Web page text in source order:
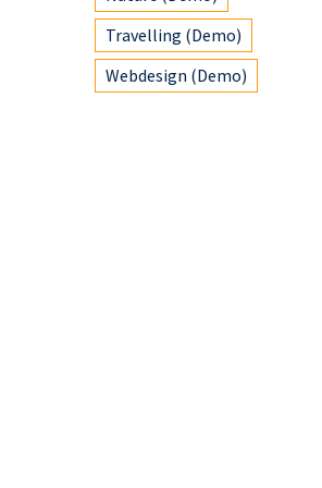
Travelling (Demo)
Webdesign (Demo)